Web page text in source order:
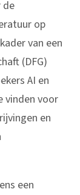
de
op
van een
(DFG)
AI en
vinden voor
en
een